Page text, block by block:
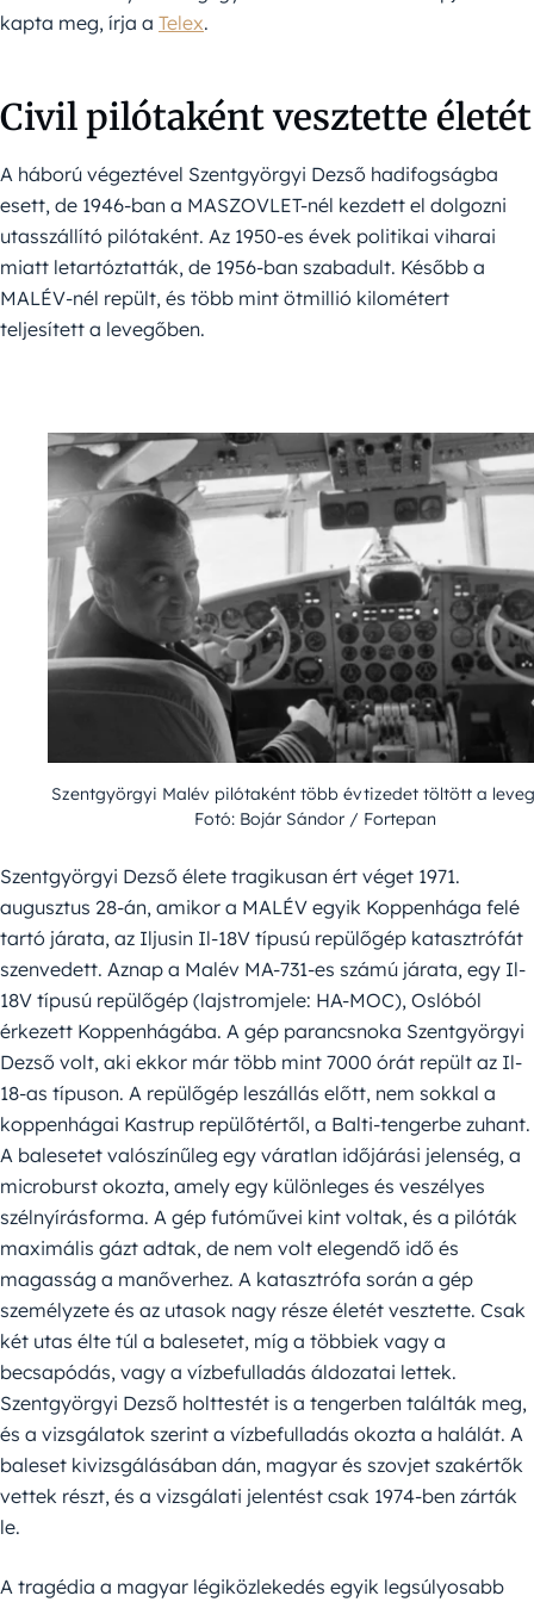
kapta meg, írja a Telex.
Civil pilótaként vesztette életét
A háború végeztével Szentgyörgyi Dezső hadifogságba
esett, de 1946-ban a MASZOVLET-nél kezdett el dolgozni
utasszállító pilótaként. Az 1950-es évek politikai viharai
miatt letartóztatták, de 1956-ban szabadult. Később a
MALÉV-nél repült, és több mint ötmillió kilométert
teljesített a levegőben.
Szentgyörgyi Malév pilótaként több évtizedet töltött a
Fotó: Bojár Sándor / Fortepan
Szentgyörgyi Dezső élete tragikusan ért véget 1971.
augusztus 28-án, amikor a MALÉV egyik Koppenhága felé
tartó járata, az Iljusin Il-18V típusú repülőgép katasztrófát
szenvedett. Aznap a Malév MA-731-es számú járata, egy Il-
18V típusú repülőgép (lajstromjele: HA-MOC), Oslóból
érkezett Koppenhágába. A gép parancsnoka Szentgyörgyi
Dezső volt, aki ekkor már több mint 7000 órát repült az Il-
18-as típuson. A repülőgép leszállás előtt, nem sokkal a
koppenhágai Kastrup repülőtértől, a Balti-tengerbe zuhant.
A balesetet valószínűleg egy váratlan időjárási jelenség, a
microburst okozta, amely egy különleges és veszélyes
szélnyírásforma. A gép futóművei kint voltak, és a pilóták
maximális gázt adtak, de nem volt elegendő idő és
magasság a manőverhez. A katasztrófa során a gép
személyzete és az utasok nagy része életét vesztette. Csak
két utas élte túl a balesetet, míg a többiek vagy a
becsapódás, vagy a vízbefulladás áldozatai lettek.
Szentgyörgyi Dezső holttestét is a tengerben találták meg,
és a vizsgálatok szerint a vízbefulladás okozta a halálát. A
baleset kivizsgálásában dán, magyar és szovjet szakértők
vettek részt, és a vizsgálati jelentést csak 1974-ben zárták
le.
A tragédia a magyar légiközlekedés egyik legsúlyosabb